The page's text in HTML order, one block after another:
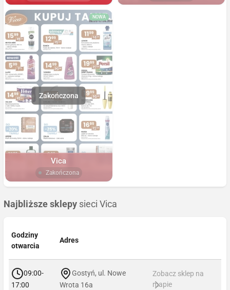
NOWA
Vica
Zakończona
Najbliższe sklepy sieci Vica
Godziny
otwarcia
Adres
09:00-
17:00
Gostyń, ul. Nowe
Wrota 16a
Zobacz sklep na
mapie